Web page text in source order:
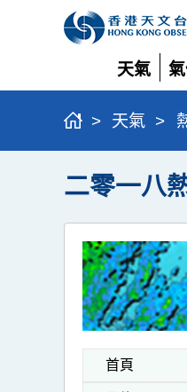
天氣
展
開
展
開
> 天氣 >
二零一八
首頁